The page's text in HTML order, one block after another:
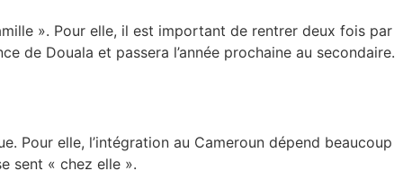
». Pour elle, il est important de rentrer deux fois par
de Douala et passera l’année prochaine au secondaire.
Pour elle, l’intégration au Cameroun dépend beaucoup
sent « chez elle ».